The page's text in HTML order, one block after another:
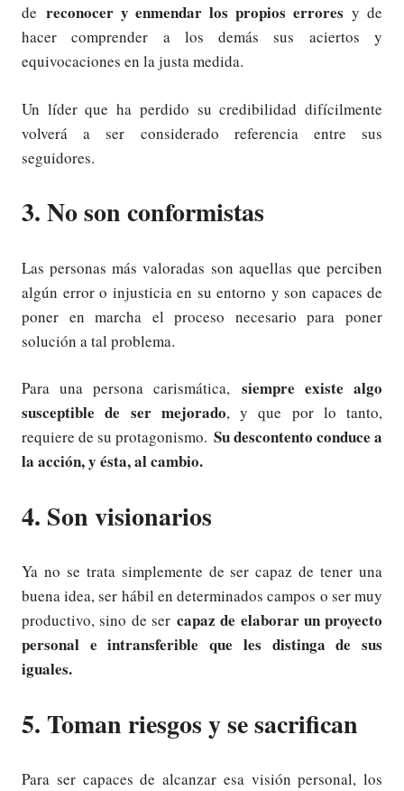
de reconocer y enmendar los propios errores y de
hacer comprender a los demás sus aciertos y
equivocaciones en la justa medida.
Un líder que ha perdido su credibilidad difícilmente
volverá a ser considerado referencia entre sus
seguidores.
3. No son conformistas
Las personas más valoradas son aquellas que perciben
algún error o injusticia en su entorno y son capaces de
poner en marcha el proceso necesario para poner
solución a tal problema.
Para una persona carismática, siempre existe algo
susceptible de ser mejorado, y que por lo tanto,
requiere de su protagonismo. Su descontento conduce a
la acción, y ésta, al cambio.
4. Son visionarios
Ya no se trata simplemente de ser capaz de tener una
buena idea, ser hábil en determinados campos o ser muy
productivo, sino de ser capaz de elaborar un proyecto
personal e intransferible que les distinga de sus
iguales.
5. Toman riesgos y se sacrifican
Para ser capaces de alcanzar esa visión personal, los